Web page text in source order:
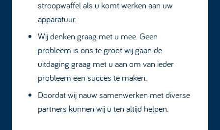
stroopwaffel als u komt werken aan uw
apparatuur.
Wij denken graag met u mee. Geen
probleem is ons te groot wij gaan de
uitdaging graag met u aan om van ieder
probleem een succes te maken.
Doordat wij nauw samenwerken met diverse
partners kunnen wij u ten altijd helpen.